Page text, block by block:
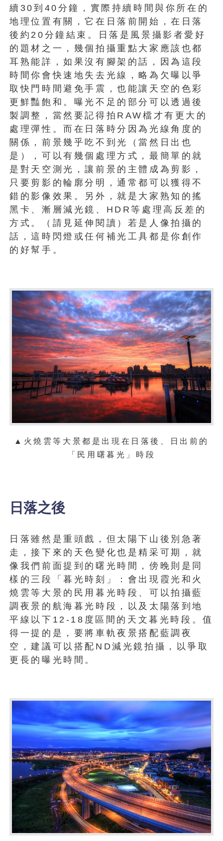
續30到40分鐘，實際持續時間與你所在的
地理位置有關，它在日落前開始，在日落
後約20分鐘結束。日落是風景攝影者愛好
的題材之一，幾個拍攝重點大家應該也都
耳熟能詳，如果沒有腳架的話，因為這段
時間你會快速地失去光線，略為欠曝以爭
取快門時間避免手震，也能讓天空的色彩
更鮮豔飽和。曝光不足的部分可以透過後
製調整，當然要記得拍RAW檔才有更大的
處理彈性。而在日落時分因為光線角度的
關係，前景幾乎吃不到光（當然日出也
是），可以有幾個處理方式，最簡單的就
是對天空測光，讓前景的主體成為剪影，
只要剪影的輪廓分明，通常都可以獲得不
錯的影像效果。另外，就是大家熟知的搖
黑卡、漸層減光鏡、HDR等處理高反差的
方式。（請見延伸閱讀）若是人像拍攝的
話，這時閃燈或任何補光工具都是你創作
的好幫手。
▲火燒雲等大景都是出現在日落後、日出前的
「民用曙暮光」時段
日落之後
日落雖然是重頭戲，但太陽下山後別急著
走，接下來的天色變化也是精采可期，就
像我們前面提到的曙光時間，傍晚則是同
樣的三段「暮光時刻」：會出現霞光和火
燒雲等大景的民用暮光時段、可以拍攝藍
調夜景的航海暮光時段，以及太陽落到地
平線以下12-18度區間的天文暮光時段。值
得一提的是，要將車軌夜景搭配藍調夜
空，建議可以搭配ND減光鏡拍攝，以爭取
更長的曝光時間。